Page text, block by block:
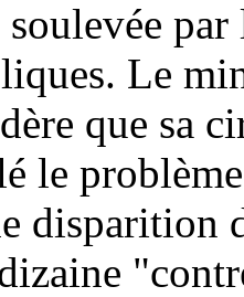
Le
que sa
le
disparition